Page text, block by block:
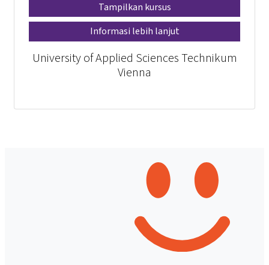
Tampilkan kursus
Informasi lebih lanjut
University of Applied Sciences Technikum
Vienna